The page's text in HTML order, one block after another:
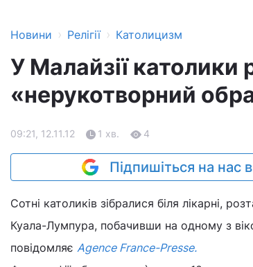
Новини › Релігії › Католицизм
У Малайзії католики
«нерукотворний
09:21, 12.11.12 1 хв. 4
Підпишіться на нас
Сотні католиків зібралися біля лікарні,
Куала-Лумпура, побачивши на одному з
повідомляє Agence France-Presse.